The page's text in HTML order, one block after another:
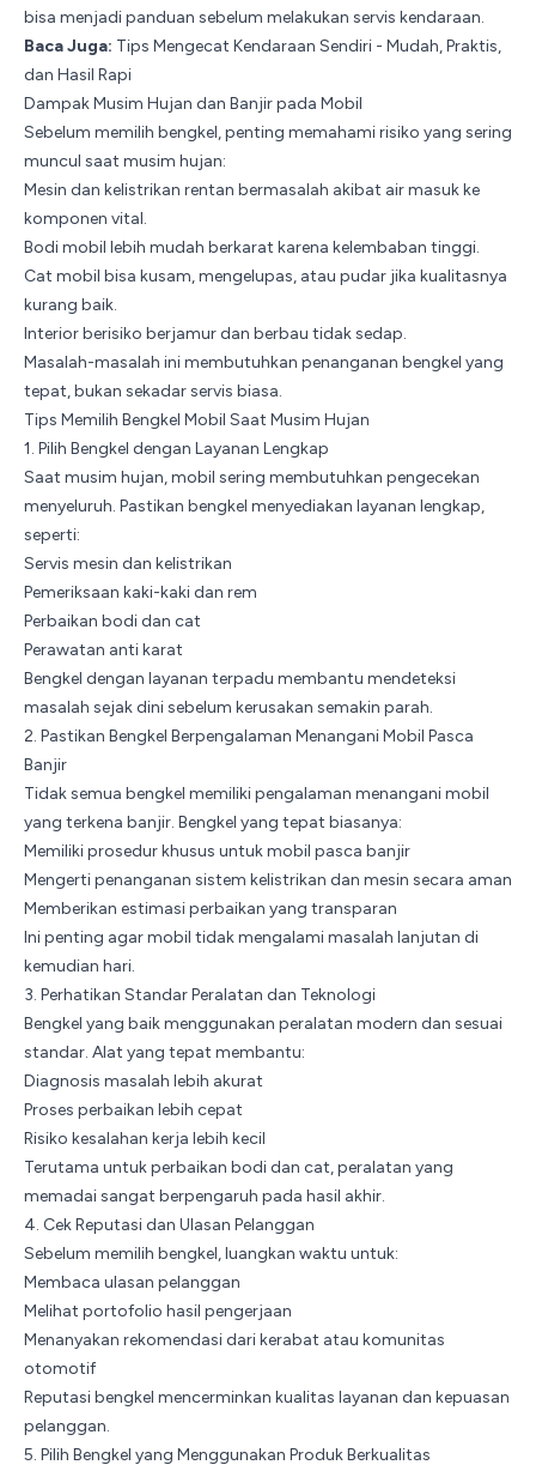
bisa menjadi panduan sebelum melakukan servis kendaraan.
Baca Juga: Tips Mengecat Kendaraan Sendiri - Mudah, Praktis,
dan Hasil Rapi
Dampak Musim Hujan dan Banjir pada Mobil
Sebelum memilih bengkel, penting memahami risiko yang sering
muncul saat musim hujan:
Mesin dan kelistrikan rentan bermasalah akibat air masuk ke
komponen vital.
Bodi mobil lebih mudah berkarat karena kelembaban tinggi.
Cat mobil bisa kusam, mengelupas, atau pudar jika kualitasnya
kurang baik.
Interior berisiko berjamur dan berbau tidak sedap.
Masalah-masalah ini membutuhkan penanganan bengkel yang
tepat, bukan sekadar servis biasa.
Tips Memilih Bengkel Mobil Saat Musim Hujan
1. Pilih Bengkel dengan Layanan Lengkap
Saat musim hujan, mobil sering membutuhkan pengecekan
menyeluruh. Pastikan bengkel menyediakan layanan lengkap,
seperti:
Servis mesin dan kelistrikan
Pemeriksaan kaki-kaki dan rem
Perbaikan bodi dan cat
Perawatan antikarat
Bengkel dengan layanan terpadu membantu mendeteksi
masalah sejak dini sebelum kerusakan semakin parah.
2. Pastikan Bengkel Berpengalaman Menangani Mobil Pasca
Banjir
Tidak semua bengkel memiliki pengalaman menangani mobil
yang terkena banjir. Bengkel yang tepat biasanya:
Memiliki prosedur khusus untuk mobil pasca banjir
Mengerti penanganan sistem kelistrikan dan mesin secara aman
Memberikan estimasi perbaikan yang transparan
Ini penting agar mobil tidak mengalami masalah lanjutan di
kemudian hari.
3. Perhatikan Standar Peralatan dan Teknologi
Bengkel yang baik menggunakan peralatan modern dan sesuai
standar. Alat yang tepat membantu:
Diagnosis masalah lebih akurat
Proses perbaikan lebih cepat
Risiko kesalahan kerja lebih kecil
Terutama untuk perbaikan bodi dan cat, peralatan yang
memadai sangat berpengaruh pada hasil akhir.
4. Cek Reputasi dan Ulasan Pelanggan
Sebelum memilih bengkel, luangkan waktu untuk:
Membaca ulasan pelanggan
Melihat portofolio hasil pengerjaan
Menanyakan rekomendasi dari kerabat atau komunitas
otomotif
Reputasi bengkel mencerminkan kualitas layanan dan kepuasan
pelanggan.
5. Pilih Bengkel yang Menggunakan Produk Berkualitas